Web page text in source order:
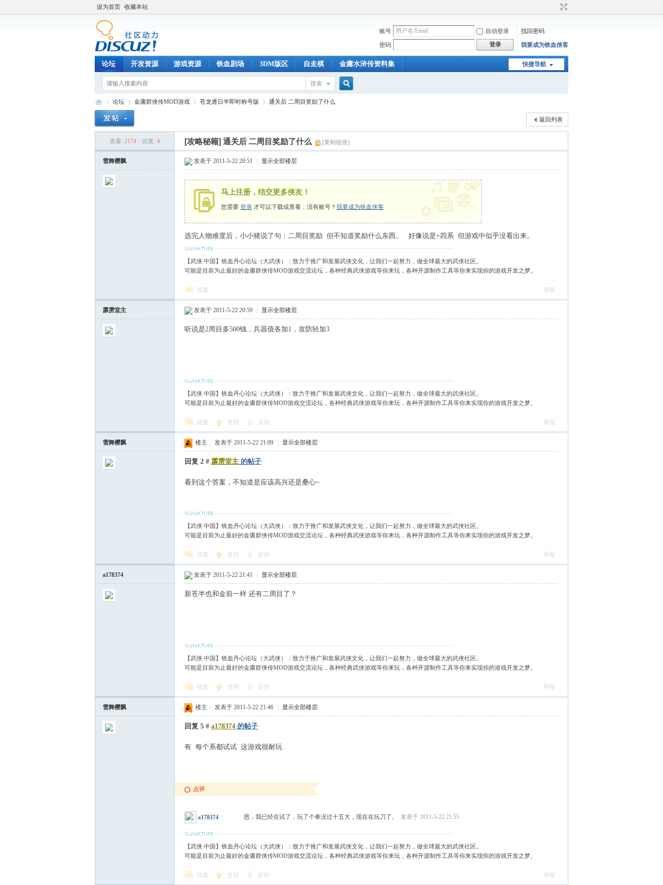
设为首页 收藏本站
账号 自动登录
找回密码
密码
登录 我要成为铁血侠客
快捷导航
论坛 开发资源 游戏资源 铁血剧场 3DM版区 自走棋 金庸水浒传资料集
搜索
索
论坛
›
金庸群侠传MOD游戏
›
苍龙逐日半即时称号版
›
通关后 二周目奖励了什么
返回列表
查看: 2174 回复: 4 [攻略秘籍] 通关后 二周目奖励了什么 [复制链接]
雪舞樱飘 发表于 2011-5-22 20:51 显示全部楼层
马上注册，结交更多侠友！
您需要 登录 才可以下载或查看，没有账号？ 我要成为铁血侠客
x
选完人物难度后，小小猪说了句：二周目奖励 但不知道奖励什么东西。 好像说是+四系 但游戏中似乎没看出来。
【武侠.中国】铁血丹心论坛（大武侠）：致力于推广和发展武侠文化，让我们一起努力，做全球最大的武侠社区。
可能是目前为止最好的金庸群侠传MOD游戏交流论坛，各种经典武侠游戏等你来玩，各种开源制作工具等你来实现你的游戏开发之梦。
回复 举报
霹雳堂主 发表于 2011-5-22 20:59 显示全部楼层
听说是2周目多500钱，兵器值各加1，攻防轻加3
【武侠.中国】铁血丹心论坛（大武侠）：致力于推广和发展武侠文化，让我们一起努力，做全球最大的武侠社区。
可能是目前为止最好的金庸群侠传MOD游戏交流论坛，各种经典武侠游戏等你来玩，各种开源制作工具等你来实现你的游戏开发之梦。
回复 支持 反对 举报
雪舞樱飘 楼主 发表于 2011-5-22 21:09 显示全部楼层
回复 2 # 霹雳堂主 的帖子
看到这个答案，不知道是应该高兴还是桑心~
【武侠.中国】铁血丹心论坛（大武侠）：致力于推广和发展武侠文化，让我们一起努力，做全球最大的武侠社区。
可能是目前为止最好的金庸群侠传MOD游戏交流论坛，各种经典武侠游戏等你来玩，各种开源制作工具等你来实现你的游戏开发之梦。
回复 支持 反对 举报
a178374 发表于 2011-5-22 21:41 显示全部楼层
新苍半也和金前一样 还有二周目了？
【武侠.中国】铁血丹心论坛（大武侠）：致力于推广和发展武侠文化，让我们一起努力，做全球最大的武侠社区。
可能是目前为止最好的金庸群侠传MOD游戏交流论坛，各种经典武侠游戏等你来玩，各种开源制作工具等你来实现你的游戏开发之梦。
回复 支持 反对 举报
雪舞樱飘 楼主 发表于 2011-5-22 21:46 显示全部楼层
回复 5 # a178374 的帖子
有 每个系都试试 这游戏很耐玩
点评
a178374 恩，我已经在试了，玩了个拳没过十五大，现在在玩刀了。 发表于 2011-5-22 21:55
【武侠.中国】铁血丹心论坛（大武侠）：致力于推广和发展武侠文化，让我们一起努力，做全球最大的武侠社区。
可能是目前为止最好的金庸群侠传MOD游戏交流论坛，各种经典武侠游戏等你来玩，各种开源制作工具等你来实现你的游戏开发之梦。
回复 支持 反对 举报